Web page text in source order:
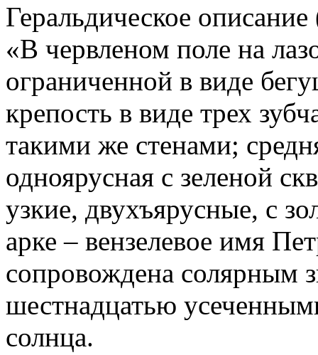
Геральдическое описание
«В червленом поле на
ограниченной в виде
крепость в виде трех
такими же стенами;
одноярусная с зеленой
узкие, двухъярусные, с
арке – вензелевое имя
сопровождена солярным
шестнадцатью
солнца.